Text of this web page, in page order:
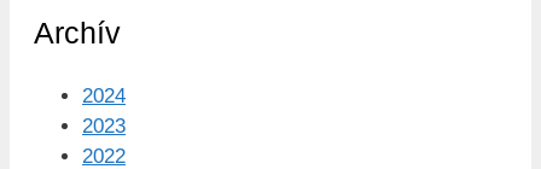
Archív
2024
2023
2022